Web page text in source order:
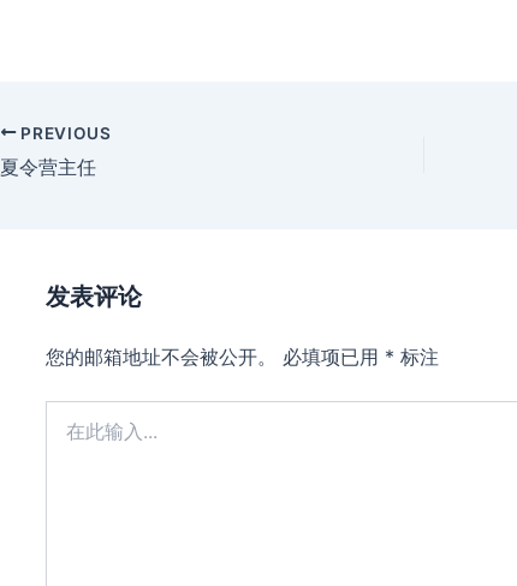
Post
navigation
PREVIOUS
夏令营主任
发表评论
您的邮箱地址不会被公开。 必填项已用 * 标注